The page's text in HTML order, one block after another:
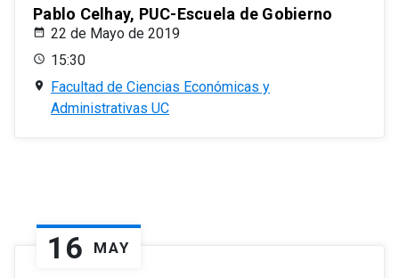
Pablo Celhay, PUC-Escuela de Gobierno
22 de Mayo de 2019
15:30
Facultad de Ciencias Económicas y
Administrativas UC
16 MAY